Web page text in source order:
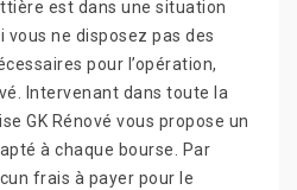
est dans une situation
vous ne disposez pas des
pour l’opération,
Intervenant dans toute la
GK Rénové vous propose un
à chaque bourse. Par
frais à payer pour le